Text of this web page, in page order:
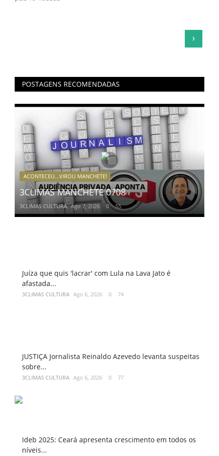
›
POSTAGENS RECOMENDADAS
ACONTECEU...VIROU MANCHETE!
3CLIMAS MANCHETE 0708
3CLIMAS CULTURA Ago 7, 2026 0 55
Juíza que quis 'lacrar' com Lula na Lava Jato é
afastada...
3CLIMAS CULTURA Ago 6, 2026 0 74
JUSTIÇA Jornalista Reinaldo Azevedo levanta suspeitas
sobre...
3CLIMAS CULTURA Ago 6, 2026 0 77
Ideb 2025: Ceará apresenta crescimento em todos os
níveis...